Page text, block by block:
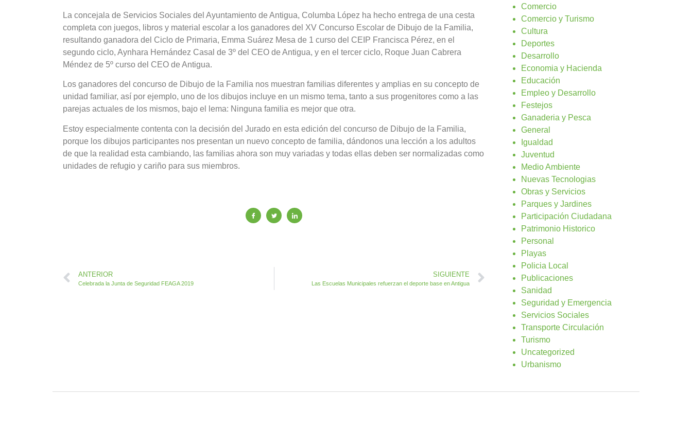
La concejala de Servicios Sociales del Ayuntamiento de Antigua, Columba López ha hecho entrega de una cesta
completa con juegos, libros y material escolar a los ganadores del XV Concurso Escolar de Dibujo de la Familia,
resultando ganadora del Ciclo de Primaria, Emma Suárez Mesa de 1 curso del CEIP Francisca Pérez, en el
segundo ciclo, Aynhara Hernández Casal de 3º del CEO de Antigua, y en el tercer ciclo, Roque Juan Cabrera
Méndez de 5º curso del CEO de Antigua.
Los ganadores del concurso de Dibujo de la Familia nos muestran familias diferentes y amplias en su concepto de
unidad familiar, así por ejemplo, uno de los dibujos incluye en un mismo tema, tanto a sus progenitores como a las
parejas actuales de los mismos, bajo el lema: Ninguna familia es mejor que otra.
Estoy especialmente contenta con la decisión del Jurado en esta edición del concurso de Dibujo de la Familia,
porque los dibujos participantes nos presentan un nuevo concepto de familia, dándonos una lección a los adultos
de que la realidad esta cambiando, las familias ahora son muy variadas y todas ellas deben ser normalizadas como
unidades de refugio y cariño para sus miembros.
ANTERIOR
Celebrada la Junta de Seguridad FEAGA 2019
SIGUIENTE
Las Escuelas Municipales refuerzan el deporte base en Antigua
Comercio
Comercio y Turismo
Cultura
Deportes
Desarrollo
Economia y Hacienda
Educación
Empleo y Desarrollo
Festejos
Ganaderia y Pesca
General
Igualdad
Juventud
Medio Ambiente
Nuevas Tecnologias
Obras y Servicios
Parques y Jardines
Participación Ciudadana
Patrimonio Historico
Personal
Playas
Policia Local
Publicaciones
Sanidad
Seguridad y Emergencia
Servicios Sociales
Transporte Circulación
Turismo
Uncategorized
Urbanismo